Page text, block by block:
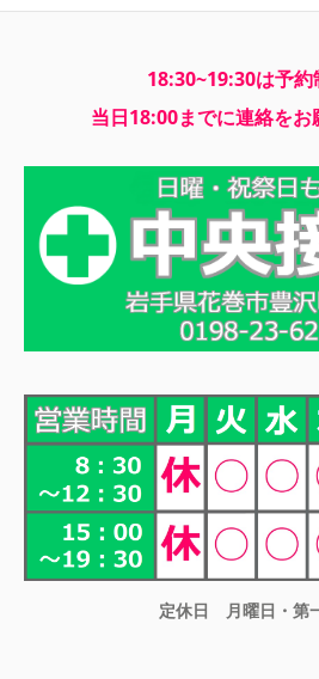
18:30~19:30は予約
当日18:00までに連絡をお
定休日 月曜日・第